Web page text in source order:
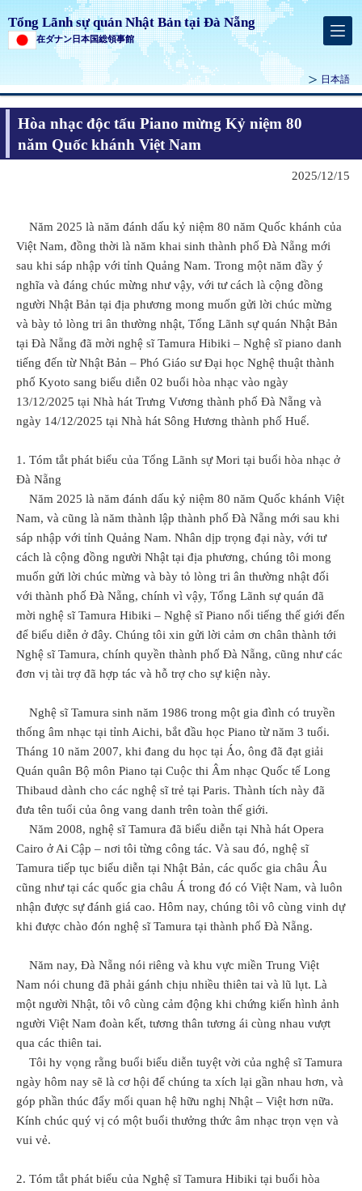
Tổng Lãnh sự quán Nhật Bản tại Đà Nẵng
在ダナン日本国総領事館
日本語
Hòa nhạc độc tấu Piano mừng Kỷ niệm 80
năm Quốc khánh Việt Nam
2025/12/15
Năm 2025 là năm đánh dấu kỷ niệm 80 năm Quốc khánh của
Việt Nam, đồng thời là năm khai sinh thành phố Đà Nẵng mới
sau khi sáp nhập với tỉnh Quảng Nam. Trong một năm đầy ý
nghĩa và đáng chúc mừng như vậy, với tư cách là cộng đồng
người Nhật Bản tại địa phương mong muốn gửi lời chúc mừng
và bày tỏ lòng tri ân thường nhật, Tổng Lãnh sự quán Nhật Bản
tại Đà Nẵng đã mời nghệ sĩ Tamura Hibiki – Nghệ sĩ piano danh
tiếng đến từ Nhật Bản – Phó Giáo sư Đại học Nghệ thuật thành
phố Kyoto sang biểu diễn 02 buổi hòa nhạc vào ngày
13/12/2025 tại Nhà hát Trưng Vương thành phố Đà Nẵng và
ngày 14/12/2025 tại Nhà hát Sông Hương thành phố Huế.
1. Tóm tắt phát biểu của Tổng Lãnh sự Mori tại buổi hòa nhạc ở
Đà Nẵng
Năm 2025 là năm đánh dấu kỷ niệm 80 năm Quốc khánh Việt
Nam, và cũng là năm thành lập thành phố Đà Nẵng mới sau khi
sáp nhập với tỉnh Quảng Nam. Nhân dịp trọng đại này, với tư
cách là cộng đồng người Nhật tại địa phương, chúng tôi mong
muốn gửi lời chúc mừng và bày tỏ lòng tri ân thường nhật đối
với thành phố Đà Nẵng, chính vì vậy, Tổng Lãnh sự quán đã
mời nghệ sĩ Tamura Hibiki – Nghệ sĩ Piano nổi tiếng thế giới đến
để biểu diễn ở đây. Chúng tôi xin gửi lời cảm ơn chân thành tới
Nghệ sĩ Tamura, chính quyền thành phố Đà Nẵng, cũng như các
đơn vị tài trợ đã hợp tác và hỗ trợ cho sự kiện này.
Nghệ sĩ Tamura sinh năm 1986 trong một gia đình có truyền
thống âm nhạc tại tỉnh Aichi, bắt đầu học Piano từ năm 3 tuổi.
Tháng 10 năm 2007, khi đang du học tại Áo, ông đã đạt giải
Quán quân Bộ môn Piano tại Cuộc thi Âm nhạc Quốc tế Long
Thibaud dành cho các nghệ sĩ trẻ tại Paris. Thành tích này đã
đưa tên tuổi của ông vang danh trên toàn thế giới.
Năm 2008, nghệ sĩ Tamura đã biểu diễn tại Nhà hát Opera
Cairo ở Ai Cập – nơi tôi từng công tác. Và sau đó, nghệ sĩ
Tamura tiếp tục biểu diễn tại Nhật Bản, các quốc gia châu Âu
cũng như tại các quốc gia châu Á trong đó có Việt Nam, và luôn
nhận được sự đánh giá cao. Hôm nay, chúng tôi vô cùng vinh dự
khi được chào đón nghệ sĩ Tamura tại thành phố Đà Nẵng.
Năm nay, Đà Nẵng nói riêng và khu vực miền Trung Việt
Nam nói chung đã phải gánh chịu nhiều thiên tai và lũ lụt. Là
một người Nhật, tôi vô cùng cảm động khi chứng kiến hình ảnh
người Việt Nam đoàn kết, tương thân tương ái cùng nhau vượt
qua các thiên tai.
Tôi hy vọng rằng buổi biểu diễn tuyệt vời của nghệ sĩ Tamura
ngày hôm nay sẽ là cơ hội để chúng ta xích lại gần nhau hơn, và
góp phần thúc đẩy mối quan hệ hữu nghị Nhật – Việt hơn nữa.
Kính chúc quý vị có một buổi thưởng thức âm nhạc trọn vẹn và
vui vẻ.
2. Tóm tắt phát biểu của Nghệ sĩ Tamura Hibiki tại buổi hòa